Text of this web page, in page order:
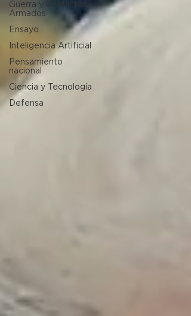
Guerra y Conflictos
Armados
Ensayo
Inteligencia Artificial
Pensamiento
nacional
Ciencia y Tecnología
Defensa